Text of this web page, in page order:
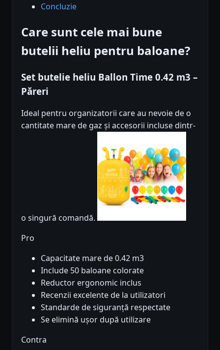
Concluzie
Care sunt cele mai bune
butelii heliu pentru baloane?
Set butelie heliu Ballon Time 0.42 m3 –
Păreri
Ideal pentru organizatorii care au nevoie de o
cantitate mare de gaz și accesorii incluse dintr-
o singură comandă.
Pro
Capacitate mare de 0.42 m3
Include 50 baloane colorate
Reductor ergonomic inclus
Recenzii excelente de la utilizatori
Standarde de siguranță respectate
Se elimină ușor după utilizare
Contra